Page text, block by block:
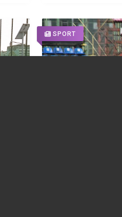
SPORT